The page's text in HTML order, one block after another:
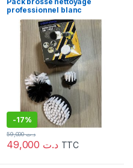
professionnel blanc
-17%
د.ت
د.ت59,000
TTC